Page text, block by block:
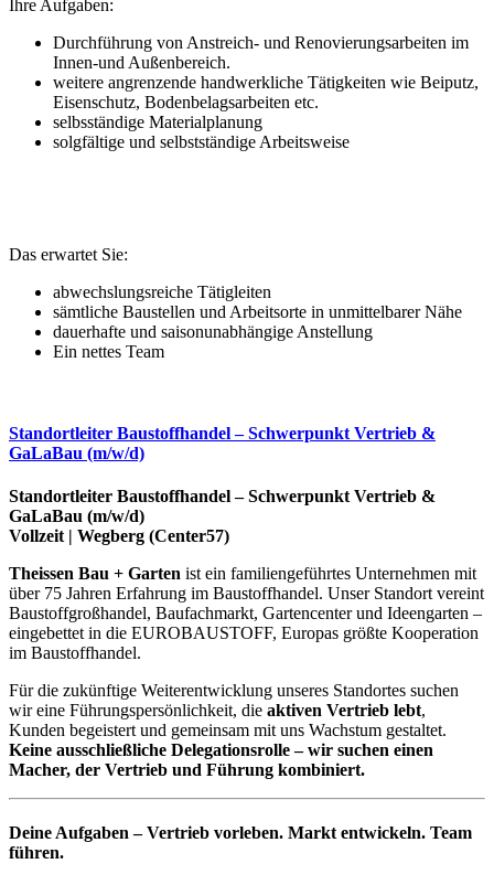
Ihre Aufgaben:
Durchführung von Anstreich- und Renovierungsarbeiten im
Innen-und Außenbereich.
weitere angrenzende handwerkliche Tätigkeiten wie Beiputz,
Eisenschutz, Bodenbelagsarbeiten etc.
selbsständige Materialplanung
solgfältige und selbstständige Arbeitsweise
Das erwartet Sie:
abwechslungsreiche Tätigleiten
sämtliche Baustellen und Arbeitsorte in unmittelbarer Nähe
dauerhafte und saisonunabhängige Anstellung
Ein nettes Team
Standortleiter Baustoffhandel – Schwerpunkt Vertrieb &
GaLaBau (m/w/d)
Standortleiter Baustoffhandel – Schwerpunkt Vertrieb &
GaLaBau (m/w/d)
Vollzeit | Wegberg (Center57)
Theissen Bau + Garten ist ein familiengeführtes Unternehmen mit
über 75 Jahren Erfahrung im Baustoffhandel. Unser Standort vereint
Baustoffgroßhandel, Baufachmarkt, Gartencenter und Ideengarten –
eingebettet in die EUROBAUSTOFF, Europas größte Kooperation
im Baustoffhandel.
Für die zukünftige Weiterentwicklung unseres Standortes suchen
wir eine Führungspersönlichkeit, die aktiven Vertrieb lebt,
Kunden begeistert und gemeinsam mit uns Wachstum gestaltet.
Keine ausschließliche Delegationsrolle – wir suchen einen
Macher, der Vertrieb und Führung kombiniert.
Deine Aufgaben – Vertrieb vorleben. Markt entwickeln. Team
führen.